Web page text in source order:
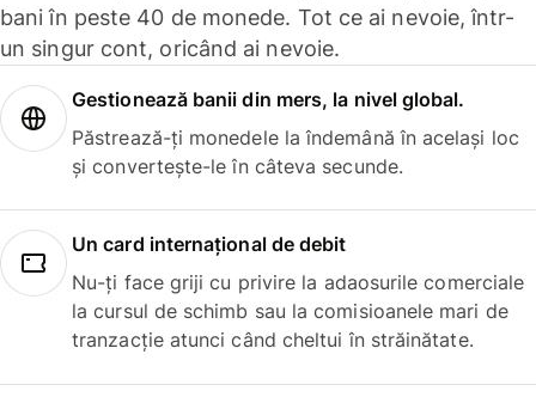
bani în peste 40 de monede. Tot ce ai nevoie, într-
un singur cont, oricând ai nevoie.
Gestionează banii din mers, la nivel global.
Păstrează-ți monedele la îndemână în același loc
și convertește-le în câteva secunde.
Un card internațional de debit
Nu-ți face griji cu privire la adaosurile comerciale
la cursul de schimb sau la comisioanele mari de
tranzacție atunci când cheltui în străinătate.